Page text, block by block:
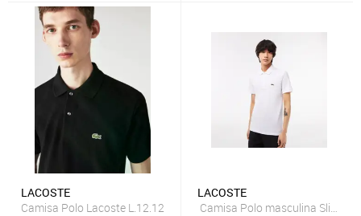
LACOSTE
Camisa Polo Lacoste L.12.12
LACOSTE
Camisa Polo masculina Slim